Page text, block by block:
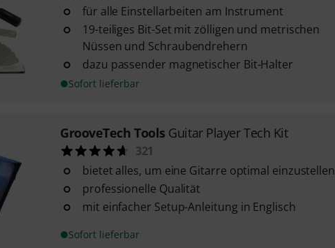
für alle Einstellarbeiten am Instrument
19-teiliges Bit-Set mit zölligen und metrischen
Nüssen und Schraubendrehern
dazu passender magnetischer Bit-Halter
Sofort lieferbar
GrooveTech Tools Guitar Player Tech Kit
321
bietet alles, um eine Gitarre optimal einzustellen
professionelle Qualität
mit einfacher Setup-Anleitung in Englisch
Sofort lieferbar